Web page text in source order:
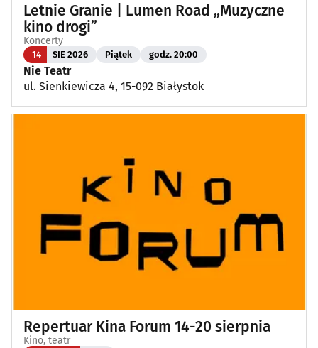
Letnie Granie | Lumen Road „Muzyczne
kino drogi”
Koncerty
14 SIE 2026 Piątek godz. 20:00
Nie Teatr
ul. Sienkiewicza 4, 15-092 Białystok
Repertuar Kina Forum 14-20 sierpnia
Kino, teatr